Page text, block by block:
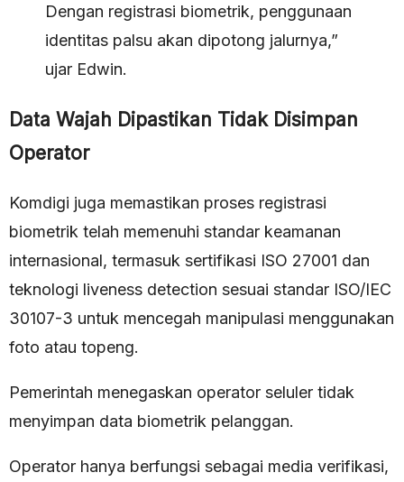
Dengan registrasi biometrik, penggunaan
identitas palsu akan dipotong jalurnya,”
ujar Edwin.
Data Wajah Dipastikan Tidak Disimpan
Operator
Komdigi juga memastikan proses registrasi
biometrik telah memenuhi standar keamanan
internasional, termasuk sertifikasi ISO 27001 dan
teknologi liveness detection sesuai standar ISO/IEC
30107-3 untuk mencegah manipulasi menggunakan
foto atau topeng.
Pemerintah menegaskan operator seluler tidak
menyimpan data biometrik pelanggan.
Operator hanya berfungsi sebagai media verifikasi,